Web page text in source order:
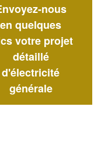
nous
en quelques
votre projet
détaillé
d'électricité
générale